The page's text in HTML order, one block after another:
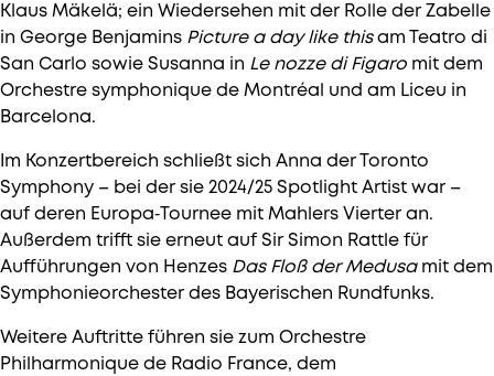
Klaus Mäkelä; ein Wiedersehen mit der Rolle der Zabelle
in George Benjamins Picture a day like thisam Teatro di
San Carlo sowie Susanna in Le nozze di Figaro mit dem
Orchestre symphonique de Montréal und am Liceu in
Barcelona.
Im Konzertbereich schließt sich Anna der Toronto
Symphony – bei der sie 2024/25 Spotlight Artist war –
auf deren Europa‑Tournee mit Mahlers Vierter an.
Außerdem trifft sie erneut auf Sir Simon Rattle für
Aufführungen von Henzes Das Floß der Medusamit dem
Symphonieorchester des Bayerischen Rundfunks.
Weitere Auftritte führen sie zum Orchestre
Philharmonique de Radio France, dem